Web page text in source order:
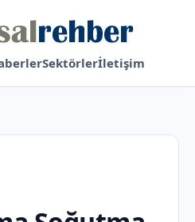
Sektörlerİletişim